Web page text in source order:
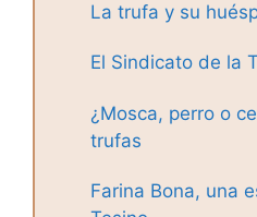
La trufa y su
El Sindicato de la
¿Mosca, perro o
trufas
Farina Bona, una